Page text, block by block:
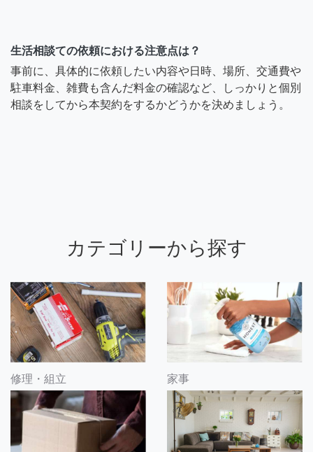
生活相談ての依頼における注意点は？
事前に、具体的に依頼したい内容や日時、場所、交通費や
駐車料金、雑費も含んだ料金の確認など、しっかりと個別
相談をしてから本契約をするかどうかを決めましょう。
カテゴリーから探す
修理・組立 家事